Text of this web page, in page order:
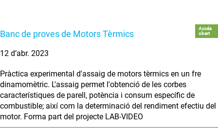
Banc de proves de Motors Tèrmics
Accés
obert
12 d’abr. 2023
Pràctica experimental d'assaig de motors tèrmics en un fre
dinamomètric. L'assaig permet l'obtenció de les corbes
característiques de parell, potència i consum específic de
combustible; així com la determinació del rendiment efectiu del
motor. Forma part del projecte LAB-VIDEO